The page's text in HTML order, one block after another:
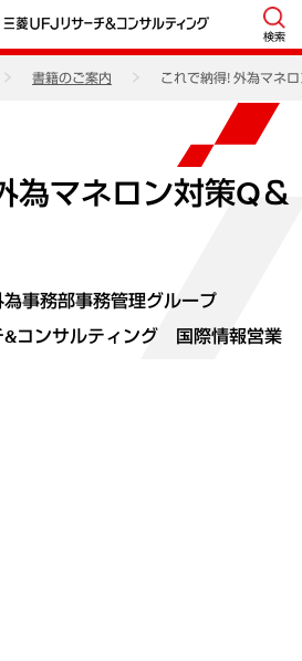
検索
書籍のご案内 これで納得! 外為マネ
為マネロン対策Q＆
事務部事務管理グループ
&コンサルティング 国際情報営業